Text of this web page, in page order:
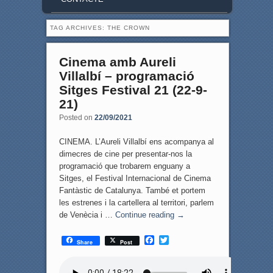
TAG ARCHIVES: THE CROWN
Cinema amb Aureli
Villalbí – programació
Sitges Festival 21 (22-9-
21)
Posted on 22/09/2021
CINEMA. L’Aureli Villalbí ens acompanya al
dimecres de cine per presentar-nos la
programació que trobarem enguany a
Sitges, el Festival Internacional de Cinema
Fantàstic de Catalunya. També et portem
les estrenes i la cartellera al territori, parlem
de Venècia i … Continue reading →
Share Post
F
T